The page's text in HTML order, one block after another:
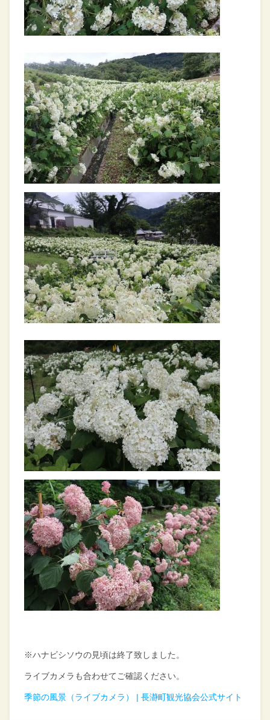
※ハナビシソウの見頃は終了致しました。
ライブカメラも合わせてご確認ください。
季節の風景（ライブカメラ） | 長瀞町観光協会公式サイト